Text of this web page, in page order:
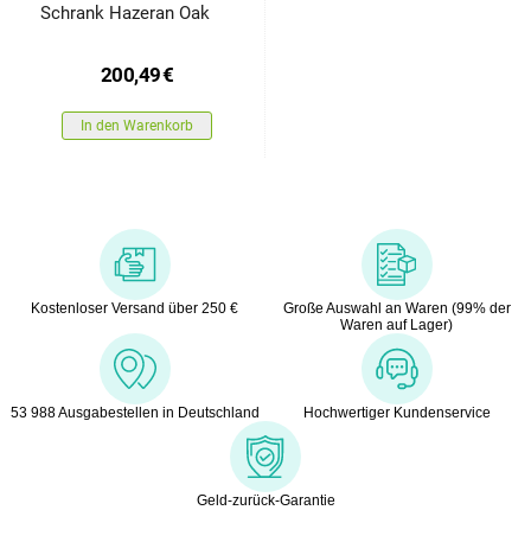
Schrank Hazeran Oak
200,49€
In den Warenkorb
Kostenloser Versand über 250 €
Große Auswahl an Waren (99% der
Waren auf Lager)
53 988 Ausgabestellen in Deutschland Hochwertiger Kundenservice
Geld-zurück-Garantie